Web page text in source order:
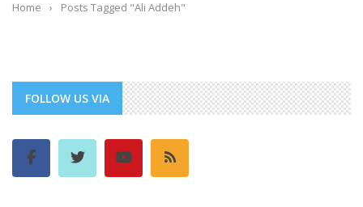
Home › Posts Tagged "Ali Addeh"
FOLLOW US VIA